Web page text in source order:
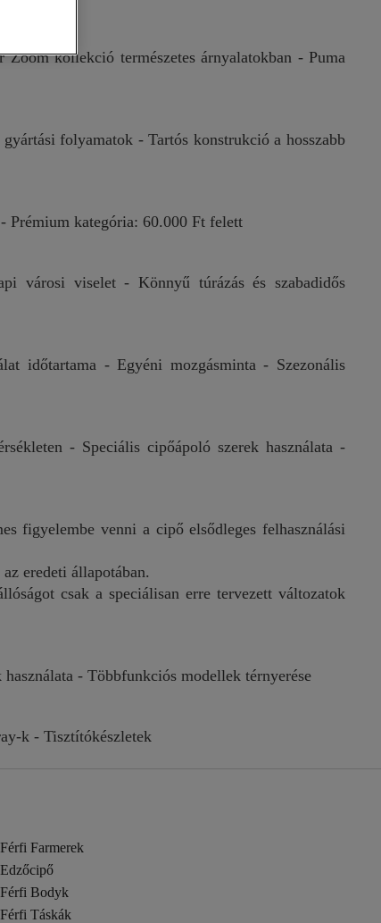
kollekció természetes árnyalatokban - Puma
folyamatok - Tartós konstrukció a hosszabb
Prémium kategória: 60.000 Ft felett
városi viselet - Könnyű túrázás és szabadidős
időtartama - Egyéni mozgásminta - Szezonális
- Speciális cipőápoló szerek használata -
figyelembe venni a cipő elsődleges felhasználási
eredeti állapotában.
csak a speciálisan erre tervezett változatok
- Többfunkciós modellek térnyerése
k - Tisztítókészletek
Farmerek
Bodyk
Táskák